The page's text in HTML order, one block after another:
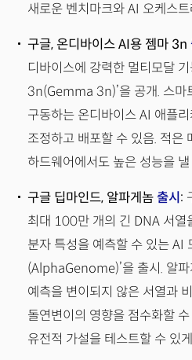
새로운 벤치마크와 AI 오케스
구글, 온디바이스 AI용 젬마 3n
디바이스에 강력한 멀티모달
3n(Gemma 3n)’을 공개. 스마
구동하는 온디바이스 AI 애플
조정하고 배포할 수 있음. 적은
하드웨어에서도 높은 성능을
구글 딥마인드, 알파게놈출시 :
최대 100만 개의 긴 DNA 서열
분자 특성을 예측할 수 있는 AI
(AlphaGenome)’을 출시. 알파
예측을 변이되지 않은 서열과
돌연변이의 영향을 점수화할
유전적 가설을 테스트할 수 있